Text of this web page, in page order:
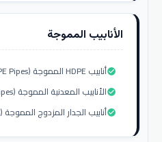
الأنابيب المموجة
أنابيب HDPE المموجة (Corrugated HDPE Pipes)check_circle
الأنابيب المعدنية المموجة (Corrugated Metal Pipes)check_circle
أنابيب الجدار المزدوج المموجة (DWC Pipes)check_circle